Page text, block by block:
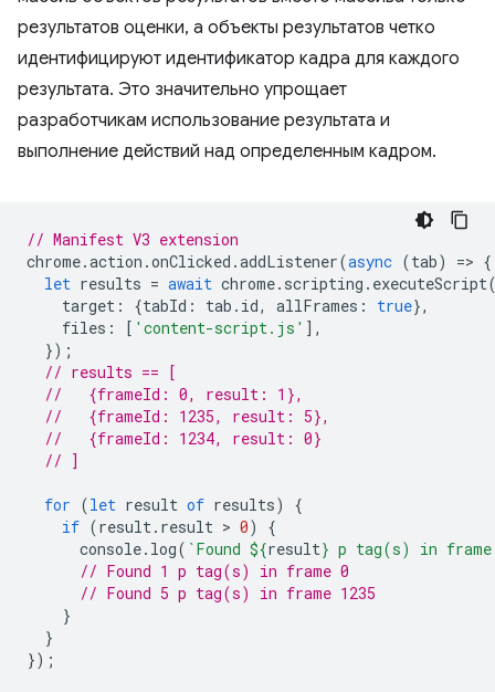
результатов оценки, а объекты результатов четко
идентифицируют идентификатор кадра для каждого
результата. Это значительно упрощает
разработчикам использование результата и
выполнение действий над определенным кадром.
// Manifest V3 extension
chrome.action .onClicked .addListener(async (tab) => {
let results = await chrome. scripting . executeScript
target : {tabId : tab . id, allFrames : true},
files : [ 'content-script.js' ],
});
// results == [
//   {frameId: 0, result: 1},
//   {frameId: 1235, result: 5},
//   {frameId: 1234, result: 0}
// ]
for (let result of results)
{
if (result. result > 0)
{
console. log( `Found ${result} p tag(s) in
// Found 1 p tag(s) in frame 0
// Found 5 p tag(s) in frame 1235
}
}
});